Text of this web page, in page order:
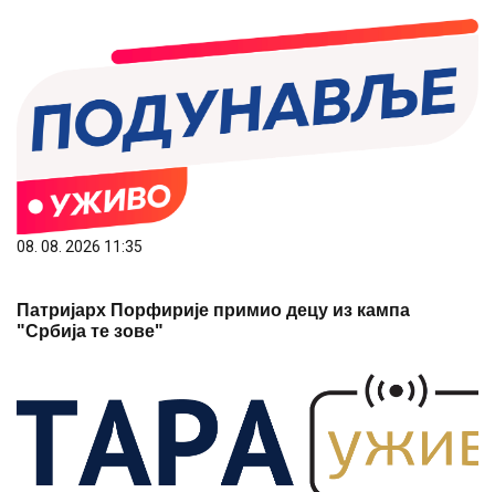
08. 08. 2026 11:35
Патријарх Порфирије примио децу из кампа
"Србија те зове"